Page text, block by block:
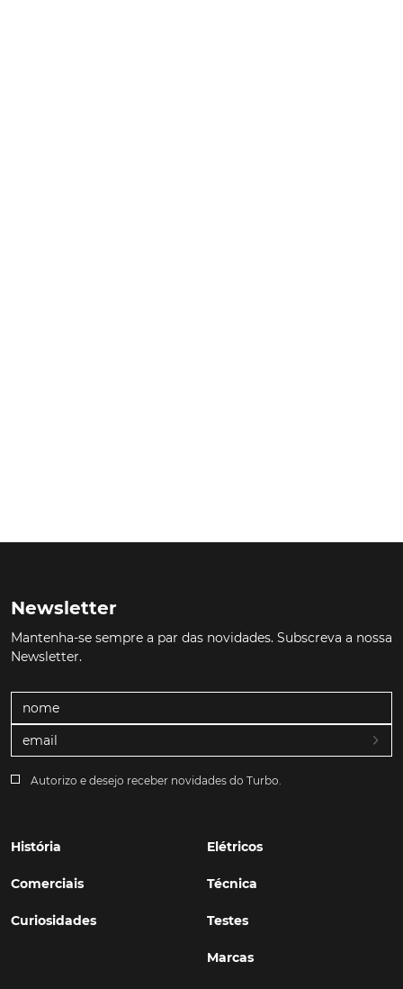
Newsletter
Mantenha-se sempre a par das novidades. Subscreva a nossa
Newsletter.
Autorizo e desejo receber novidades do Turbo.
História
Comerciais
Curiosidades
Elétricos
Técnica
Testes
Marcas